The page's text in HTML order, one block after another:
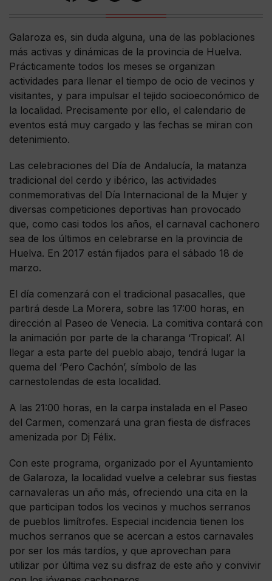
Galaroza es, sin duda alguna, una de las poblaciones
más activas y dinámicas de la provincia de Huelva.
Prácticamente todos los meses se organizan
actividades para llenar el tiempo de ocio de vecinos y
visitantes, y para impulsar el tejido socioeconómico de
la localidad. Precisamente por ello, el calendario de
eventos está muy cargado y las fechas se miran con
detenimiento.
Las celebraciones del Día de Andalucía, la matanza
tradicional del cerdo y ibérico, las actividades
conmemorativas del Día Internacional de la Mujer y
diversas competiciones deportivas han provocado
que, como casi todos los años, el carnaval cachonero
sea de los últimos en celebrarse en la provincia de
Huelva. En 2017 están fijados para el sábado 18 de
marzo.
El día comenzará con el tradicional pasacalles, que
partirá desde La Morera, sobre las 17:00 horas, en
dirección al Paseo de Venecia. La comitiva contará con
la animación por parte de la charanga ‘Tropical’. Al
llegar a esta parte del pueblo abajo, tendrá lugar la
quema del ‘Pero Cachón’, símbolo de las
carnestolendas de esta localidad.
A las 21:00 horas, en la carpa instalada en el Paseo
del Carmen, comenzará una gran fiesta de disfraces
amenizada por Dj Félix.
Con este programa, organizado por el Ayuntamiento
de Galaroza, la localidad vuelve a celebrar sus fiestas
carnavaleras un año más, ofreciendo una cita en la
que participan todos los vecinos y muchos serranos
de pueblos limítrofes. Especial incidencia tienen los
muchos serranos que se acercan a estos carnavales
por ser los más tardíos, y que aprovechan para
utilizar por última vez su disfraz de este año y convivir